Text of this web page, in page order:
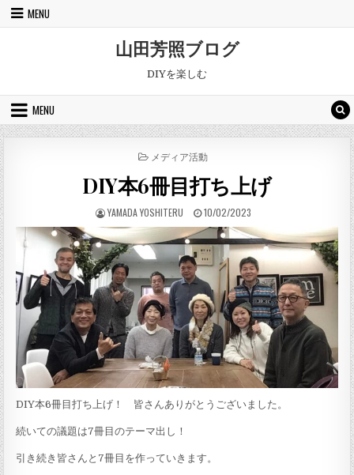
Skip to content
MENU
山田芳照ブログ
DIYを楽しむ
MENU
POSTED IN
メディア活動
DIY本6冊目打ち上げ
AUTHOR:
YAMADA YOSHITERU PUBLISHED DATE:
10/02/2023
DIY本6冊目打ち上げ！ 皆さんありがとうございました。
続いての議題は7冊目のテーマ出し！
引き続き皆さんと7冊目を作っていきます。